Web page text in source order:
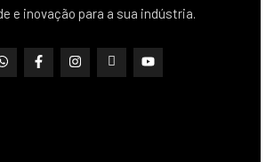
e inovação para a sua indústria.